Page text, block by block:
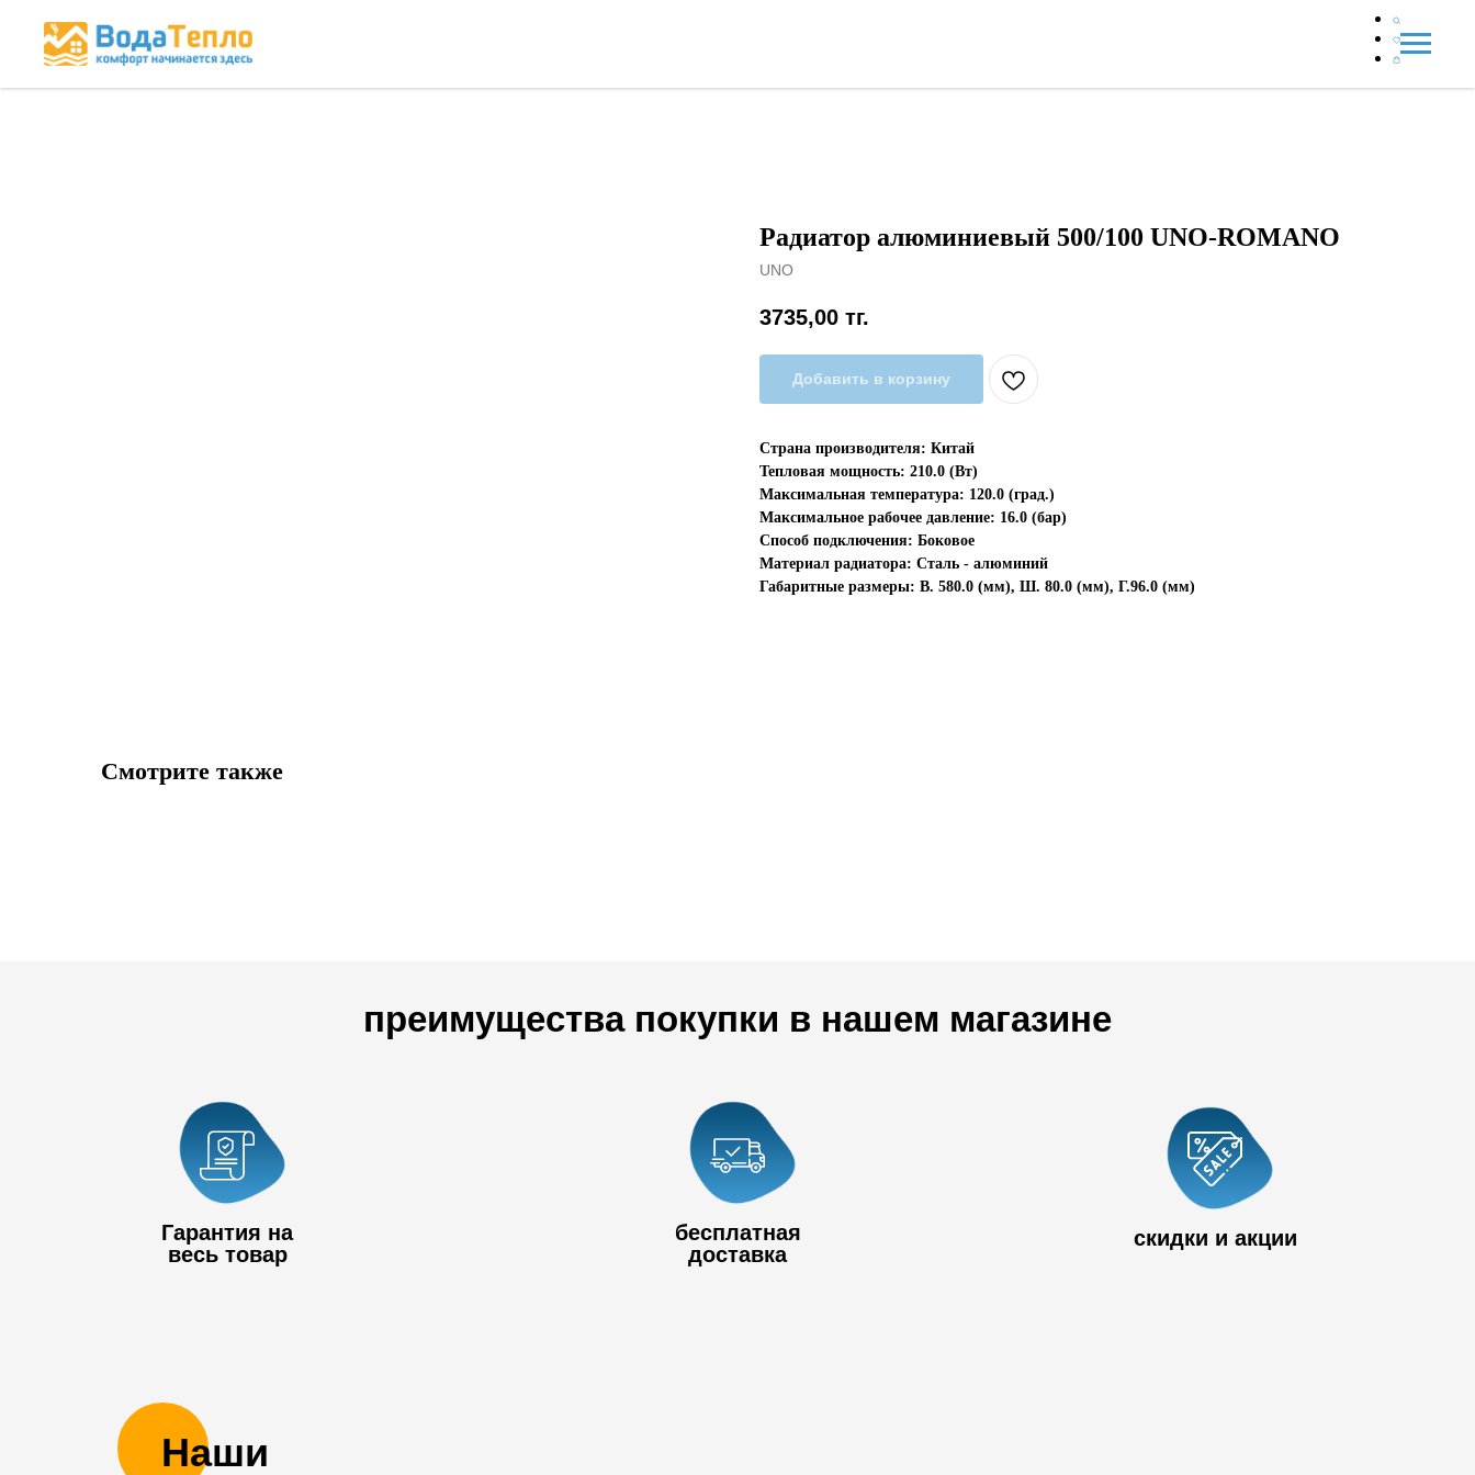
Радиатор алюминиевый 500/100 UNO-ROMANO
UNO
3735,00 тг.
Добавить в корзину
Страна производителя: Китай
Тепловая мощность: 210.0 (Вт)
Максимальная температура: 120.0 (град.)
Максимальное рабочее давление: 16.0 (бар)
Способ подключения: Боковое
Материал радиатора: Сталь - алюминий
Габаритные размеры: В. 580.0 (мм), Ш. 80.0 (мм), Г.96.0 (мм)
Смотрите также
преимущества покупки в нашем магазине
Гарантия на
весь товар
бесплатная
доставка
скидки и акции
Наши
+7 727 390 50
32